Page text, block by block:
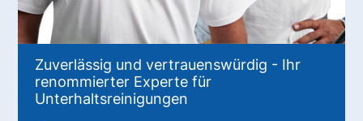
Zuverlässig und vertrauenswürdig - Ihr
renommierter Experte für
Unterhaltsreinigungen